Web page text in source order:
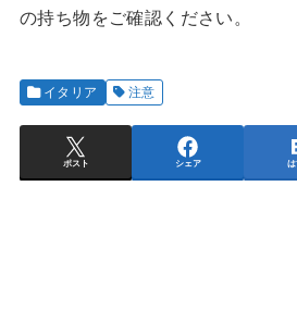
の持ち物をご確認ください。
イタリア 注意
ポスト シェア は